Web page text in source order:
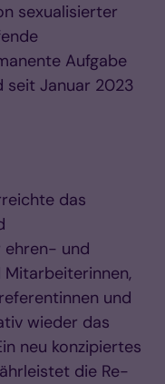
sexualisierter
Aufgabe
seit Januar 2023
das
ehren- und
und
wieder das
neu konzipiertes
die Re-